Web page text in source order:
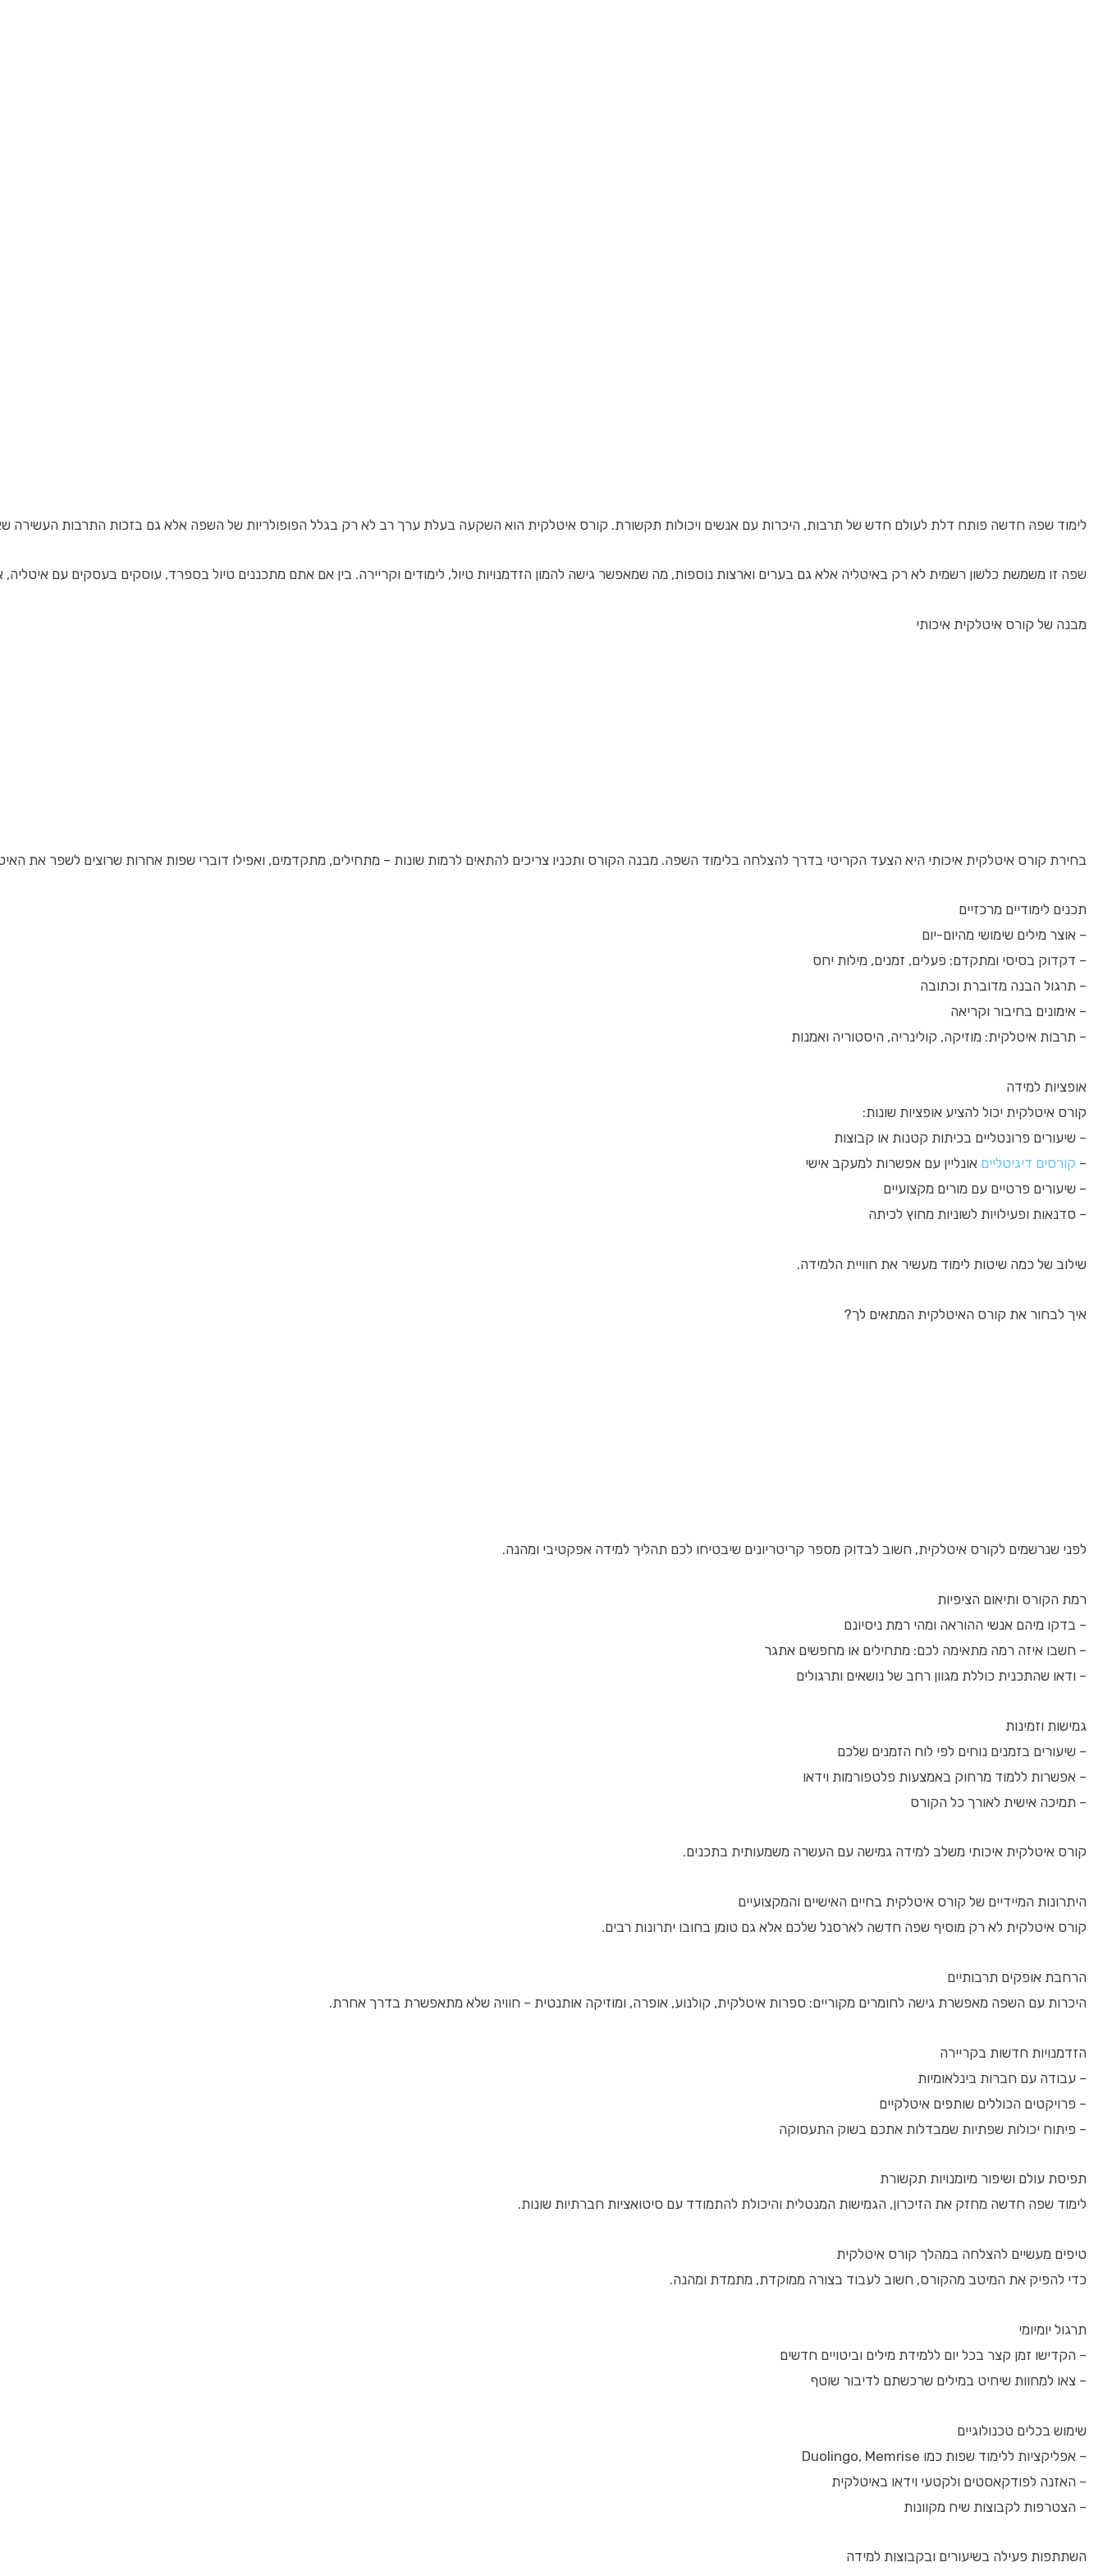
לימוד שפה חדשה פותח דלת לעולם חדש של תרבות, היכרות עם אנשים ויכולות תקשורת. קורס איטלקית הוא השקעה בעלת ערך רב לא רק בגלל הפופולריות של השפה אלא גם בזכות התרבות העשירה
שפה זו משמשת כלשון רשמית לא רק באיטליה אלא גם בערים וארצות נוספות, מה שמאפשר גישה להמון הזדמנויות טיול, לימודים וקריירה. בין אם אתם מתכננים טיול בספרד, עוסקים בעסקים עם
מבנה של קורס איטלקית איכותי
בחירת קורס איטלקית איכותי היא הצעד הקריטי בדרך להצלחה בלימוד השפה. מבנה הקורס ותכניו צריכים להתאים לרמות שונות – מתחילים, מתקדמים, ואפילו דוברי שפות אחרות שרוצים לשפר את
תכנים לימודיים מרכזיים
– אוצר מילים שימושי מהיום-יום
– דקדוק בסיסי ומתקדם: פעלים, זמנים, מילות יחס
– תרגול הבנה מדוברת וכתובה
– אימונים בחיבור וקריאה
– תרבות איטלקית: מוזיקה, קולינריה, היסטוריה ואמנות
אופציות למידה
קורס איטלקית יכול להציע אופציות שונות:
– שיעורים פרונטליים בכיתות קטנות או קבוצות
– קורסים דיגיטליים אונליין עם אפשרות למעקב אישי
– שיעורים פרטיים עם מורים מקצועיים
– סדנאות ופעילויות לשוניות מחוץ לכיתה
שילוב של כמה שיטות לימוד מעשיר את חוויית הלמידה.
איך לבחור את קורס האיטלקית המתאים לך?
לפני שנרשמים לקורס איטלקית, חשוב לבדוק מספר קריטריונים שיבטיחו לכם תהליך למידה אפקטיבי ומהנה.
רמת הקורס ותיאום הציפיות
– בדקו מיהם אנשי ההוראה ומהי רמת ניסיונם
– חשבו איזה רמה מתאימה לכם: מתחילים או מחפשים אתגר
– ודאו שהתכנית כוללת מגוון רחב של נושאים ותרגולים
גמישות וזמינות
– שיעורים בזמנים נוחים לפי לוח הזמנים שלכם
– אפשרות ללמוד מרחוק באמצעות פלטפורמות וידאו
– תמיכה אישית לאורך כל הקורס
קורס איטלקית איכותי משלב למידה גמישה עם העשרה משמעותית בתכנים.
היתרונות המיידיים של קורס איטלקית בחיים האישיים והמקצועיים
קורס איטלקית לא רק מוסיף שפה חדשה לארסנל שלכם אלא גם טומן בחובו יתרונות רבים.
הרחבת אופקים תרבותיים
היכרות עם השפה מאפשרת גישה לחומרים מקוריים: ספרות איטלקית, קולנוע, אופרה, ומוזיקה אותנטית – חוויה שלא מתאפשרת בדרך אחרת.
הזדמנויות חדשות בקריירה
– עבודה עם חברות בינלאומיות
– פרויקטים הכוללים שותפים איטלקיים
– פיתוח יכולות שפתיות שמבדלות אתכם בשוק התעסוקה
תפיסת עולם ושיפור מיומנויות תקשורת
לימוד שפה חדשה מחזק את הזיכרון, הגמישות המנטלית והיכולת להתמודד עם סיטואציות חברתיות שונות.
טיפים מעשיים להצלחה במהלך קורס איטלקית
כדי להפיק את המיטב מהקורס, חשוב לעבוד בצורה ממוקדת, מתמדת ומהנה.
תרגול יומיומי
– הקדישו זמן קצר בכל יום ללמידת מילים וביטויים חדשים
– צאו למחוות שיחיט במילים שרכשתם לדיבור שוטף
שימוש בכלים טכנולוגיים
– אפליקציות ללימוד שפות כמו Duolingo, Memrise
– האזנה לפודקאסטים ולקטעי וידאו באיטלקית
– הצטרפות לקבוצות שיח מקוונות
השתתפות פעילה בשיעורים ובקבוצות למידה